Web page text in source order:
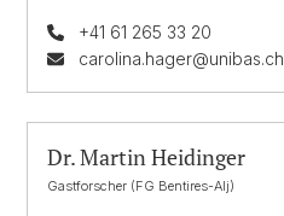
+41 61 265 33 20
carolina.hager@unibas.ch
Dr. Martin Heidinger
Gastforscher (FG Bentires-Alj)